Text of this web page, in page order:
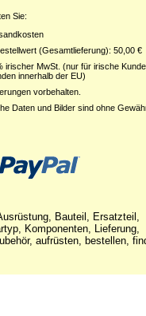
Sie:
(Gesamtlieferung): 50,00 €
irischer MwSt. (nur für irische
innerhalb der EU)
vorbehalten.
Daten und Bilder sind ohne
Bauteil, Ersatzteil,
Komponenten, Lieferung,
aufrüsten, bestellen,